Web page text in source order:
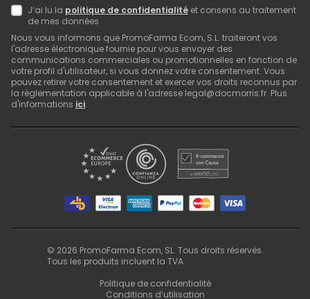
J’ai lu la politique de confidentialité et consens au traitement
de mes données
Nous vous informons que PromoFarma Ecom, S.L. traiteront vos
l'adresse électronique fournie pour vous envoyer des
communications commerciales ou promotionnelles en fonction de
votre profil d'utilisateur, si vous donnez votre consentement. Vous
pouvez retirer votre consentement et exercer vos droits reconnus par
la réglementation applicable à l'adresse legal@docmorris.fr. Plus
d'informations ici.
© 2026 PromoFarma Ecom, SL. Tous droits réservés.
Tous les produits incluent la TVA.
Politique de confidentialité
Conditions d’utilisation